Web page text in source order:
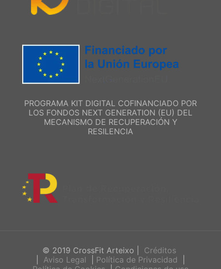
PROGRAMA KIT DIGITAL COFINANCIADO POR
LOS FONDOS NEXT GENERATION (EU) DEL
MECANISMO DE RECUPERACIÓN Y
RESILENCIA
© 2019 CrossFit Arteixo |
Créditos
Aviso Legal Política de Privacidad